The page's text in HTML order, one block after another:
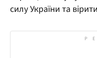
силу України та